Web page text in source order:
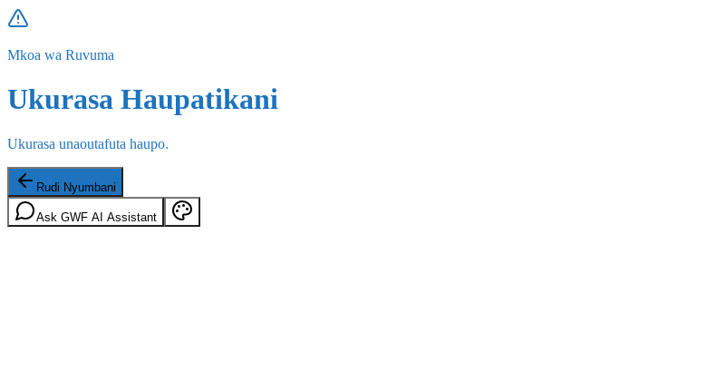
Mkoa wa Ruvuma
Ukurasa Haupatikani
Ukurasa unaoutafuta haupo.
Rudi Nyumbani
Ask GWF AI Assistant